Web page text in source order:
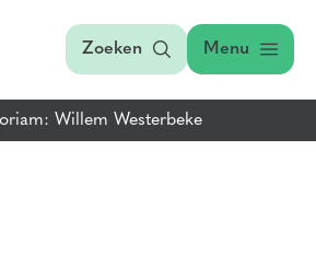
Zoeken Menu
Willem Westerbeke